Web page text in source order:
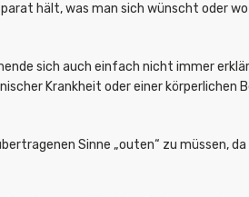
hält, was man sich wünscht oder
sich auch einfach nicht immer
Krankheit oder einer körperlichen
Sinne „outen“ zu müssen, da